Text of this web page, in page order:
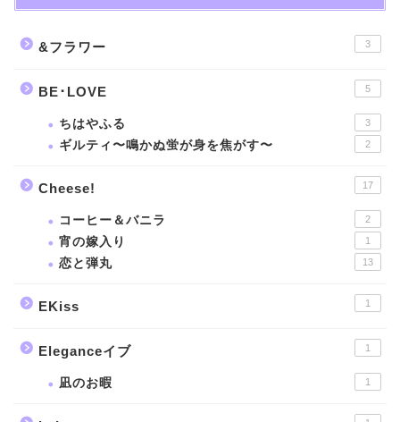
&フラワー 3
BE･LOVE 5
ちはやふる 3
ギルティ〜鳴かぬ蛍が身を焦がす〜 2
Cheese! 17
コーヒー＆バニラ 2
宵の嫁入り 1
恋と弾丸 13
EKiss 1
Eleganceイブ 1
凪のお暇 1